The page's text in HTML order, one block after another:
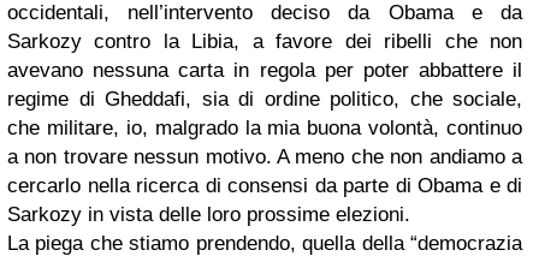
occidentali, nell’intervento deciso da Obama e da
Sarkozy contro la Libia, a favore dei ribelli che non
avevano nessuna carta in regola per poter abbattere il
regime di Gheddafi, sia di ordine politico, che sociale,
che militare, io, malgrado la mia buona volontà, continuo
a non trovare nessun motivo. A meno che non andiamo a
cercarlo nella ricerca di consensi da parte di Obama e di
Sarkozy in vista delle loro prossime elezioni.
La piega che stiamo prendendo, quella della “democrazia